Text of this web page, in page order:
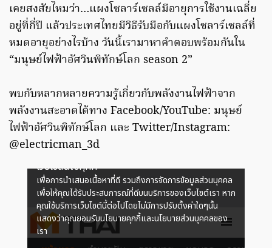
เคยสงสัยไหมว่า…แผงโซลาร์เซลล์มีอายุการใช้งานเฉลี่ย
อยู่ที่กี่ปี แล้วประเทศไทยมีวิธีรับมือกับแผงโซลาร์เซลล์ที่
หมดอายุอย่างไรบ้าง วันนี้เรามาหาคำตอบพร้อมกันใน
“มนุษย์ไฟฟ้าอัศวินพิทักษ์โลก season 2”
พบกับหลากหลายความรู้เกี่ยวกับพลังงานไฟฟ้าจาก
พลังงานสะอาดได้ทาง Facebook/YouTube: มนุษย์
ไฟฟ้าอัศวินพิทักษ์โลก และ Twitter/Instagram:
@electricman_3d